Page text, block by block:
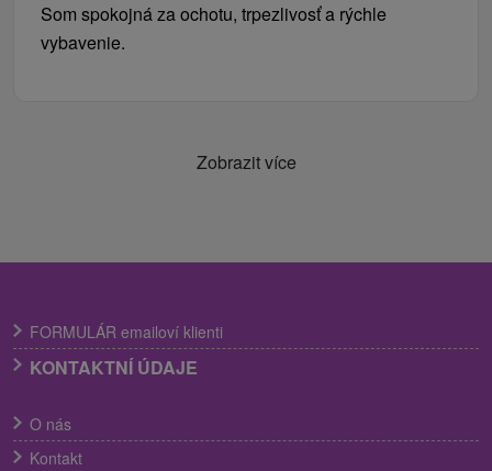
Som spokojná za ochotu, trpezlivosť a rýchle
vybavenie.
Zobrazit více
FORMULÁR emailoví klienti
KONTAKTNÍ ÚDAJE
O nás
Kontakt